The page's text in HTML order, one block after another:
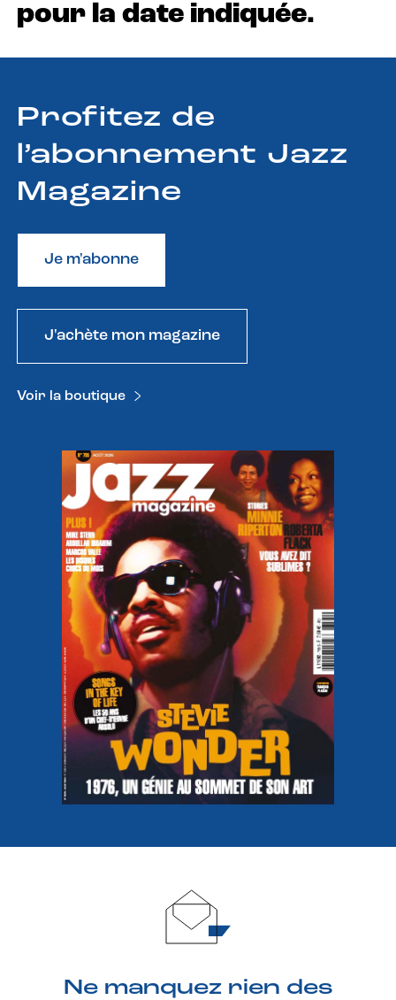
pour la date indiquée.
Profitez de
l’abonnement Jazz
Magazine
Je m'abonne
J'achète mon magazine
Voir la boutique
Ne manquez rien des